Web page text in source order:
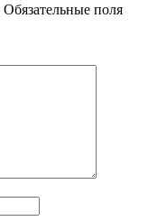
Обязательные поля